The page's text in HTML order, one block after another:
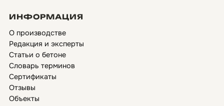
ИНФОРМАЦИЯ
О производстве
Редакция и эксперты
Статьи о бетоне
Словарь терминов
Сертификаты
Отзывы
Объекты